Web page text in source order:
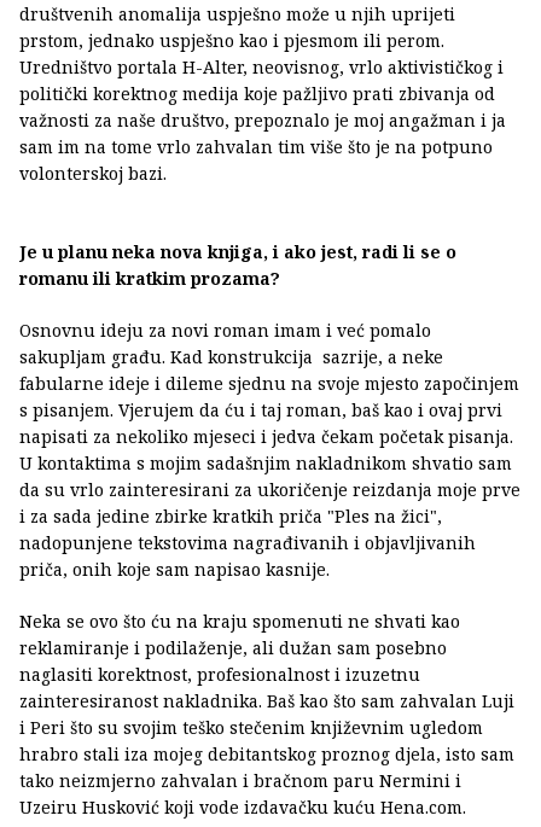
društvenih anomalija uspješno može u njih uprijeti
prstom, jednako uspješno kao i pjesmom ili perom.
Uredništvo portala H-Alter, neovisnog, vrlo aktivističkog i
politički korektnog medija koje pažljivo prati zbivanja od
važnosti za naše društvo, prepoznalo je moj angažman i ja
sam im na tome vrlo zahvalan tim više što je na potpuno
volonterskoj bazi.
Je u planu neka nova knjiga, i ako jest, radi li se o
romanu ili kratkim prozama?
Osnovnu ideju za novi roman imam i već pomalo
sakupljam građu. Kad konstrukcija sazrije, a neke
fabularne ideje i dileme sjednu na svoje mjesto započinjem
s pisanjem. Vjerujem da ću i taj roman, baš kao i ovaj prvi
napisati za nekoliko mjeseci i jedva čekam početak pisanja.
U kontaktima s mojim sadašnjim nakladnikom shvatio sam
da su vrlo zainteresirani za ukoričenje reizdanja moje prve
i za sada jedine zbirke kratkih priča "Ples na žici",
nadopunjene tekstovima nagrađivanih i objavljivanih
priča, onih koje sam napisao kasnije.
Neka se ovo što ću na kraju spomenuti ne shvati kao
reklamiranje i podilaženje, ali dužan sam posebno
naglasiti korektnost, profesionalnost i izuzetnu
zainteresiranost nakladnika. Baš kao što sam zahvalan Luji
i Peri što su svojim teško stečenim književnim ugledom
hrabro stali iza mojeg debitantskog proznog djela, isto sam
tako neizmjerno zahvalan i bračnom paru Nermini i
Uzeiru Husković koji vode izdavačku kuću Hena.com.